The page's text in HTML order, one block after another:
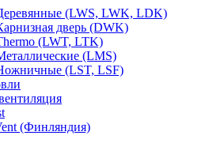
(LWS, LWK, LDK)
дверь (DWK)
(LWT, LTK)
(LMS)
(LST, LSF)
(Финляндия)